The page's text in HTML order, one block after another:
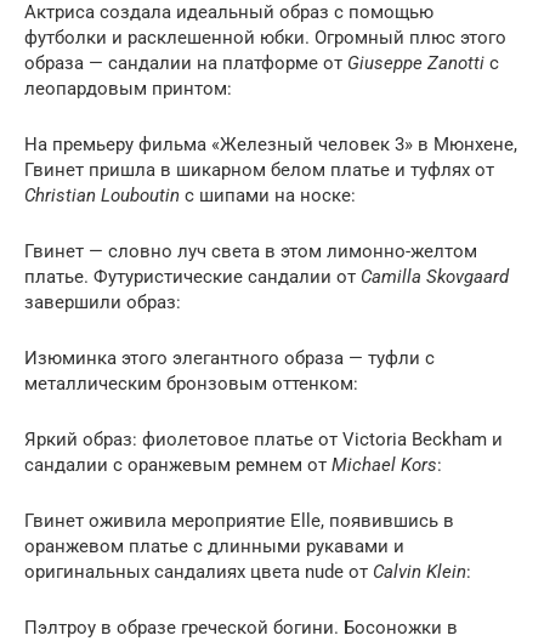
Актриса создала идеальный образ с помощью
футболки и расклешенной юбки. Огромный плюс этого
образа — сандалии на платформе от Giuseppe Zanotti с
леопардовым принтом:
На премьеру фильма «Железный человек 3» в Мюнхене,
Гвинет пришла в шикарном белом платье и туфлях от
Christian Louboutin с шипами на носке:
Гвинет — словно луч света в этом лимонно-желтом
платье. Футуристические сандалии от Camilla Skovgaard
завершили образ:
Изюминка этого элегантного образа — туфли с
металлическим бронзовым оттенком:
Яркий образ: фиолетовое платье от Victoria Beckham и
сандалии с оранжевым ремнем от Michael Kors:
Гвинет оживила мероприятие Elle, появившись в
оранжевом платье с длинными рукавами и
оригинальных сандалиях цвета nude от Calvin Klein:
Пэлтроу в образе греческой богини. Босоножки в